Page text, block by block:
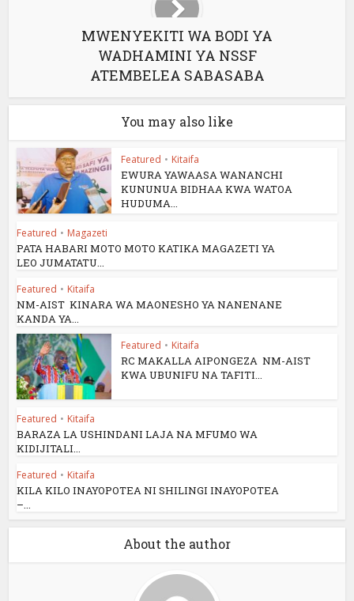
MWENYEKITI WA BODI YA
WADHAMINI YA NSSF
ATEMBELEA SABASABA
You may also like
Featured • Kitaifa
EWURA YAWAASA WANANCHI
KUNUNUA BIDHAA KWA WATOA
HUDUMA...
Featured • Magazeti
PATA HABARI MOTO MOTO KATIKA MAGAZETI YA
LEO JUMATATU...
Featured • Kitaifa
NM-AIST KINARA WA MAONESHO YA NANENANE
KANDA YA...
Featured • Kitaifa
RC MAKALLA AIPONGEZA NM-AIST
KWA UBUNIFU NA TAFITI...
Featured • Kitaifa
BARAZA LA USHINDANI LAJA NA MFUMO WA
KIDIJITALI...
Featured • Kitaifa
KILA KILO INAYOPOTEA NI SHILINGI INAYOPOTEA
–...
About the author